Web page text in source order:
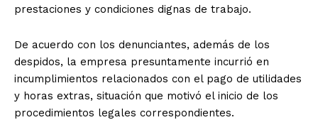
prestaciones y condiciones dignas de trabajo.
De acuerdo con los denunciantes, además de los
despidos, la empresa presuntamente incurrió en
incumplimientos relacionados con el pago de utilidades
y horas extras, situación que motivó el inicio de los
procedimientos legales correspondientes.